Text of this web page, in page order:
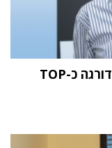
מחקר STKI השנתי: וואן טכנולוגיות דורגה כ-TOP